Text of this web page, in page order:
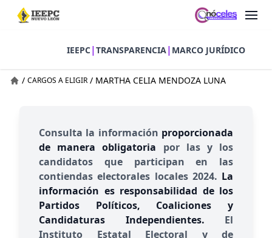
IEEPC|TRANSPARENCIA| MARCO JURÍDICO
/ CARGOS A ELIGIR / MARTHA CELIA MENDOZA LUNA
Consulta la información proporcionada
de manera obligatoria por las y los
candidatos que participan en las
contiendas electorales locales 2024. La
información es responsabilidad de los
Partidos Políticos, Coaliciones y
Candidaturas Independientes. El
Instituto Estatal Electoral y de